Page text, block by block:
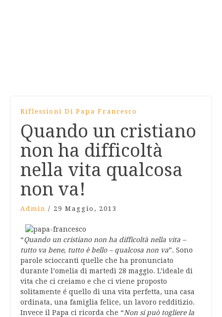
Riflessioni Di Papa Francesco
Quando un cristiano
non ha difficoltà
nella vita qualcosa
non va!
Admin / 29 Maggio, 2013
“Quando un cristiano non ha difficoltà nella vita –
tutto va bene, tutto è bello – qualcosa non va”. Sono
parole scioccanti quelle che ha pronunciato
durante l’omelia di martedì 28 maggio. L’ideale di
vita che ci creiamo e che ci viene proposto
solitamente é quello di una vita perfetta, una casa
ordinata, una famiglia felice, un lavoro redditizio.
Invece il Papa ci ricorda che “Non si può togliere la